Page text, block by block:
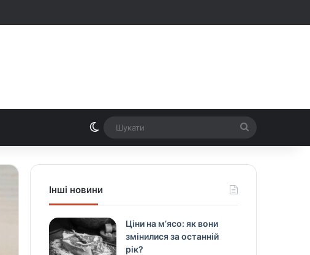
Switch skin
Інші новини
Ціни на м’ясо: як вони
змінилися за останній
рік?